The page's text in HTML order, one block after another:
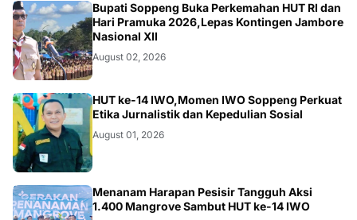
NEWS
Bupati Soppeng Buka Perkemahan HUT RI dan
Hari Pramuka 2026,Lepas Kontingen Jambore
Nasional XII
August 02, 2026
NEWS
HUT ke-14 IWO,Momen IWO Soppeng Perkuat
Etika Jurnalistik dan Kepedulian Sosial
August 01, 2026
NEWS
Menanam Harapan Pesisir Tangguh Aksi
1.400 Mangrove Sambut HUT ke-14 IWO